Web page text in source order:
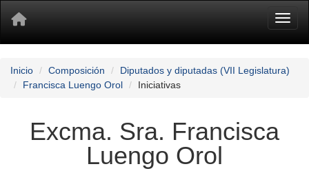
Inicio Composición
Diputados y diputadas (VII Legislatura)
Francisca Luengo Orol
Iniciativas
Excma. Sra. Francisca
Luengo Orol